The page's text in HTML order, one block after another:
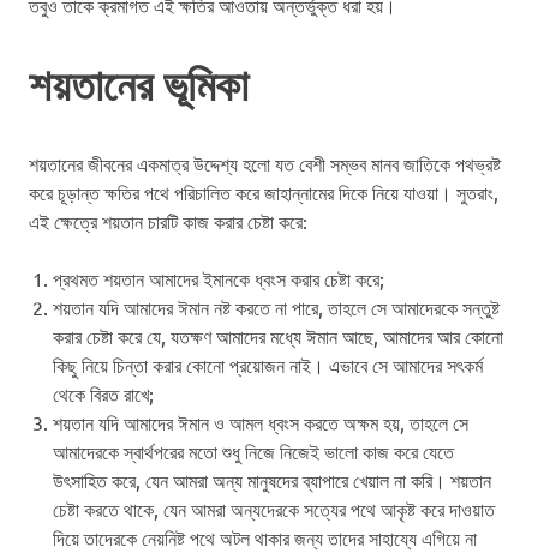
তবুও তাকে ক্রমাগত এই ক্ষতির আওতায় অন্তর্ভুক্ত ধরা হয়।
শয়তানের ভূমিকা
শয়তানের জীবনের একমাত্র উদ্দেশ্য হলো যত বেশী সম্ভব মানব জাতিকে পথভ্রষ্ট
করে চূড়ান্ত ক্ষতির পথে পরিচালিত করে জাহান্নামের দিকে নিয়ে যাওয়া। সুতরাং,
এই ক্ষেত্রে শয়তান চারটি কাজ করার চেষ্টা করে:
প্রথমত শয়তান আমাদের ইমানকে ধ্বংস করার চেষ্টা করে;
শয়তান যদি আমাদের ঈমান নষ্ট করতে না পারে, তাহলে সে আমাদেরকে সন্তুষ্ট
করার চেষ্টা করে যে, যতক্ষণ আমাদের মধ্যে ঈমান আছে, আমাদের আর কোনো
কিছু নিয়ে চিন্তা করার কোনো প্রয়োজন নাই। এভাবে সে আমাদের সৎকর্ম
থেকে বিরত রাখে;
শয়তান যদি আমাদের ঈমান ও আমল ধ্বংস করতে অক্ষম হয়, তাহলে সে
আমাদেরকে স্বার্থপরের মতো শুধু নিজে নিজেই ভালো কাজ করে যেতে
উৎসাহিত করে, যেন আমরা অন্য মানুষদের ব্যাপারে খেয়াল না করি। শয়তান
চেষ্টা করতে থাকে, যেন আমরা অন্যদেরকে সত্যের পথে আকৃষ্ট করে দাওয়াত
দিয়ে তাদেরকে নেয়নিষ্ট পথে অটল থাকার জন্য তাদের সাহায্যে এগিয়ে না